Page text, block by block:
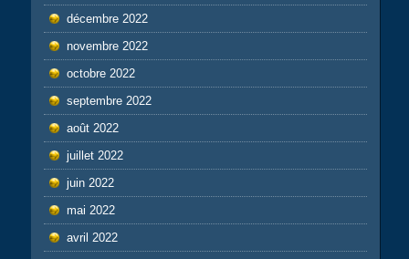
décembre 2022
novembre 2022
octobre 2022
septembre 2022
août 2022
juillet 2022
juin 2022
mai 2022
avril 2022